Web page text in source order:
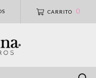
CARRITO 0